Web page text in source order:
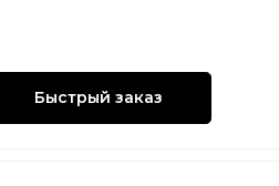
Быстрый заказ